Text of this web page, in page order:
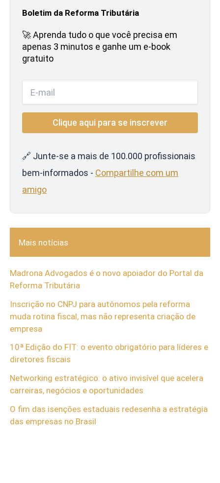
Boletim da Reforma Tributária
🚀 Aprenda tudo o que você precisa em
apenas 3 minutos e ganhe um e-book
gratuito
🔗 Junte-se a mais de 100.000 profissionais
bem-informados - Compartilhe com um
amigo
Mais notícias
Madrona Advogados é o novo apoiador do Portal da
Reforma Tributária
Inscrição no CNPJ para autônomos pela reforma
muda rotina fiscal, mas não representa criação de
empresa
10ª Edição do FIT: o evento obrigatório para líderes e
diretores fiscais
Networking estratégico: o ativo invisível que acelera
carreiras, negócios e oportunidades
O fim das isenções estaduais redesenha a estratégia
das empresas no Brasil